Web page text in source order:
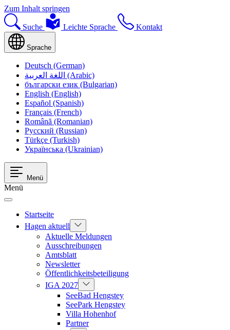
Zum Inhalt springen
Suche Leichte Sprache Kontakt
Sprache
Deutsch (German)
اللغة العربية (Arabic)
български език (Bulgarian)
English (English)
Español (Spanish)
Français (French)
Română (Romanian)
Русский (Russian)
Türkçe (Turkish)
Українська (Ukrainian)
Menü
Menü
Startseite
Hagen aktuell
Aktuelle Meldungen
Ausschreibungen
Amtsblatt
Newsletter
Öffentlichkeitsbeteiligung
IGA 2027
SeeBad Hengstey
SeePark Hengstey
Villa Hohenhof
Partner